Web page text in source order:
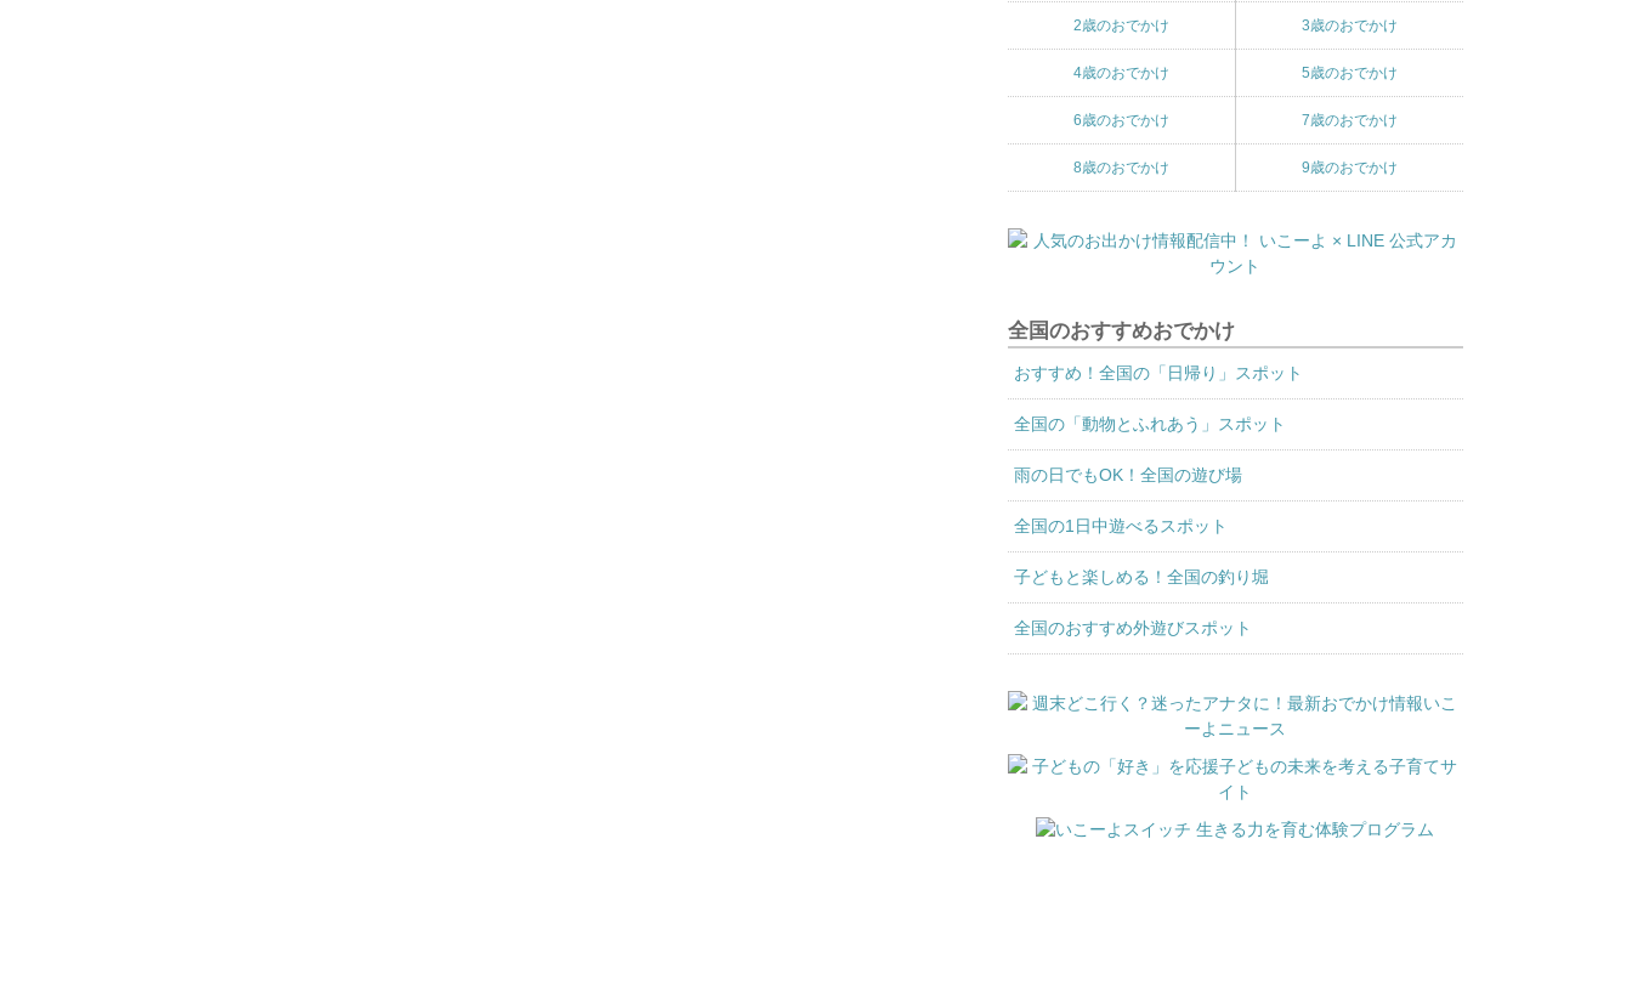
2歳のおでかけ 3歳のおでかけ
4歳のおでかけ 5歳のおでかけ
6歳のおでかけ 7歳のおでかけ
8歳のおでかけ 9歳のおでかけ
全国のおすすめおでかけ
おすすめ！全国の「日帰り」スポット
全国の「動物とふれあう」スポット
雨の日でもOK！全国の遊び場
全国の1日中遊べるスポット
子どもと楽しめる！全国の釣り堀
全国のおすすめ外遊びスポット